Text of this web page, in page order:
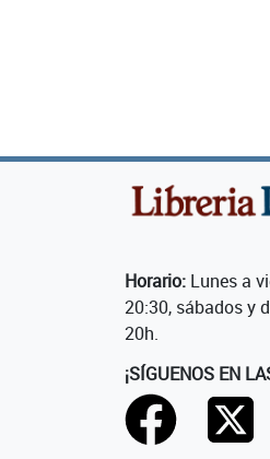
Horario: Lunes a
20:30, sábados y
20h.
¡SÍGUENOS EN